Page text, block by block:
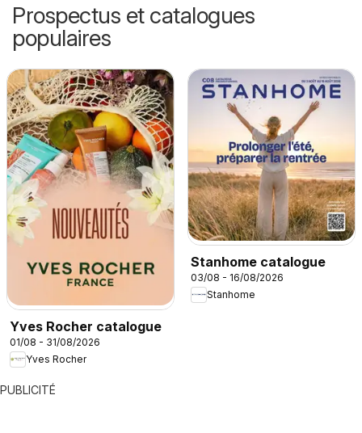
Prospectus et catalogues
populaires
Yves Rocher catalogue
01/08 - 31/08/2026
Yves Rocher
Stanhome catalogue
03/08 - 16/08/2026
Stanhome
PUBLICITÉ